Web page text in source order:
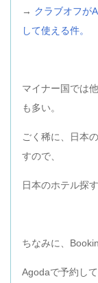
→ クラブオフが
して使える件。
マイナー国では
も多い。
ごく稀に、日本
すので、
日本のホテル探
ちなみに、
Agodaで予約し